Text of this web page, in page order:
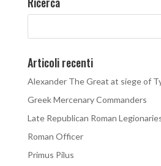
Articoli recenti
Alexander The Great at siege of
Greek Mercenary Commanders
Late Republican Roman
Roman Officer
Primus Pilus